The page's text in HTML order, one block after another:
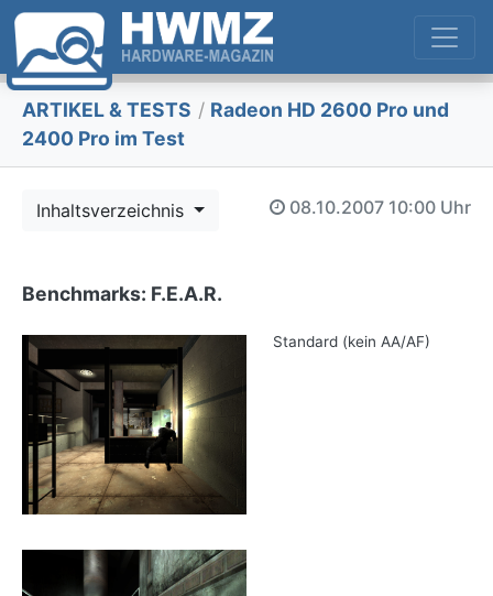
ARTIKEL & TESTS / Radeon HD 2600 Pro und
2400 Pro im Test
Inhaltsverzeichnis 08.10.2007 10:00 Uhr
Benchmarks: F.E.A.R.
Standard (kein AA/AF)